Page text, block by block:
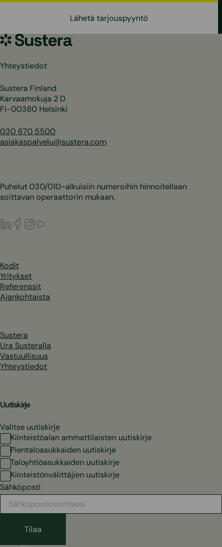
Lähetä tarjouspyyntö
Sustera
Yhteystiedot
Sustera Finland
Karvaamokuja 2 D
FI-00380 Helsinki
030 670 5500
asiakaspalvelu@sustera.com
Puhelut 030/010-alkuisiin numeroihin hinnoitellaan
soittavan operaattorin mukaan.
LinkedIn
Facebook
Instagram
Kodit
Yritykset
Referenssit
Ajankohtaista
Sustera
Ura Susteralla
Vastuullisuus
Yhteystiedot
Uutiskirje
Valitse uutiskirje
Kiinteistöalan ammattilaisten uutiskirje
Pientaloasukkaiden uutiskirje
Taloyhtiöasukkaiden uutiskirje
Kiinteistönvälittäjien uutiskirje
Sähköposti